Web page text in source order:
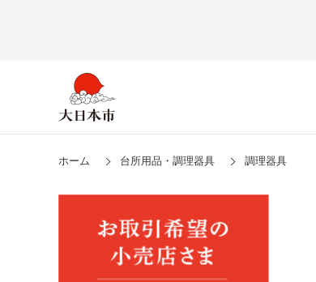
ホーム 台所用品・調理器具 調理器具